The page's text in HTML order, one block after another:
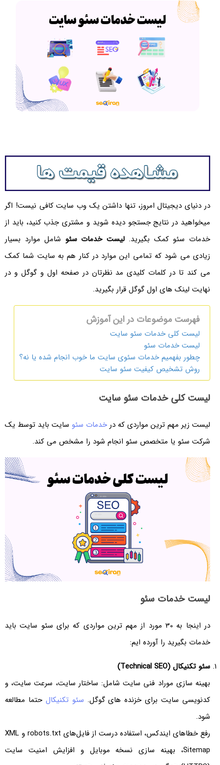
در دنیای دیجیتال امروز، تنها داشتن یک وب سایت کافی نیست! اگر
میخواهید در نتایج جستجو دیده شوید و مشتری جذب کنید، باید از
خدمات سئو کمک بگیرید. لیست خدمات سئوشامل موارد بسیار
زیادی می شود که تمامی این موارد در کنار هم به سایت شما کمک
می کند تا در کلمات کلیدی مد نظرتان در صفحه اول و گوگل و در
نهایت لینک های اول گوگل قرار بگیرید.
فهرست موضوعات در این آموزش
لیست کلی خدمات سئو سایت
لیست خدمات سئو
چطور بفهمیم خدمات سئوی سایت ما خوب انجام شده یا نه؟
روش تشخیص کیفیت سئو سایت
لیست کلی خدمات سئو سایت
لیست زیر مهم ترین مواردی که درخدمات سئوسایت باید توسط یک
شرکت سئو یا متخصص سئو انجام شود را مشخص می کند.
لیست خدمات سئو
در اینجا به 30 مورد از مهم ترین مواردی که برای سئو سایت باید
خدمات بگیرید را آورده ایم:
سئو تکنیکال (Technical SEO)
بهینه سازی موراد فنی سایت شامل: ساختار سایت، سرعت سایت، و
کدنویسی سایت برای خزنده های گوگل. سئو تکنیکالحتما مطالعه
شود.
رفع خطاهای ایندکس، استفاده درست از فایل‌های robots.txt و XML
Sitemap، بهینه سازی نسخه موبایل و افزایش امنیت سایت